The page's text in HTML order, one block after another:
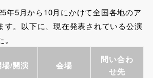
年5月から10月にかけて全国各地のア
す。以下に、現在発表されている公演
場/開演 会場
問い合わ
せ先